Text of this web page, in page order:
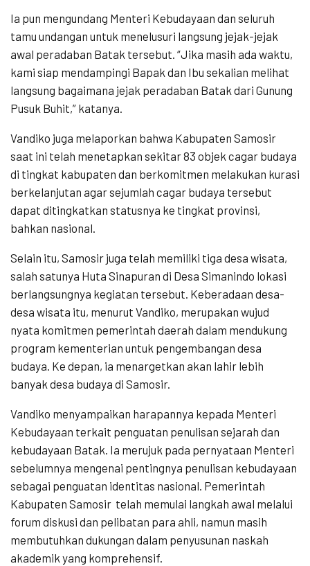
Ia pun mengundang Menteri Kebudayaan dan seluruh
tamu undangan untuk menelusuri langsung jejak-jejak
awal peradaban Batak tersebut. “Jika masih ada waktu,
kami siap mendampingi Bapak dan Ibu sekalian melihat
langsung bagaimana jejak peradaban Batak dari Gunung
Pusuk Buhit,” katanya.
Vandiko juga melaporkan bahwa Kabupaten Samosir
saat ini telah menetapkan sekitar 83 objek cagar budaya
di tingkat kabupaten dan berkomitmen melakukan kurasi
berkelanjutan agar sejumlah cagar budaya tersebut
dapat ditingkatkan statusnya ke tingkat provinsi,
bahkan nasional.
Selain itu, Samosir juga telah memiliki tiga desa wisata,
salah satunya Huta Sinapuran di Desa Simanindo lokasi
berlangsungnya kegiatan tersebut. Keberadaan desa-
desa wisata itu, menurut Vandiko, merupakan wujud
nyata komitmen pemerintah daerah dalam mendukung
program kementerian untuk pengembangan desa
budaya. Ke depan, ia menargetkan akan lahir lebih
banyak desa budaya di Samosir.
Vandiko menyampaikan harapannya kepada Menteri
Kebudayaan terkait penguatan penulisan sejarah dan
kebudayaan Batak. Ia merujuk pada pernyataan Menteri
sebelumnya mengenai pentingnya penulisan kebudayaan
sebagai penguatan identitas nasional. Pemerintah
Kabupaten Samosir telah memulai langkah awal melalui
forum diskusi dan pelibatan para ahli, namun masih
membutuhkan dukungan dalam penyusunan naskah
akademik yang komprehensif.